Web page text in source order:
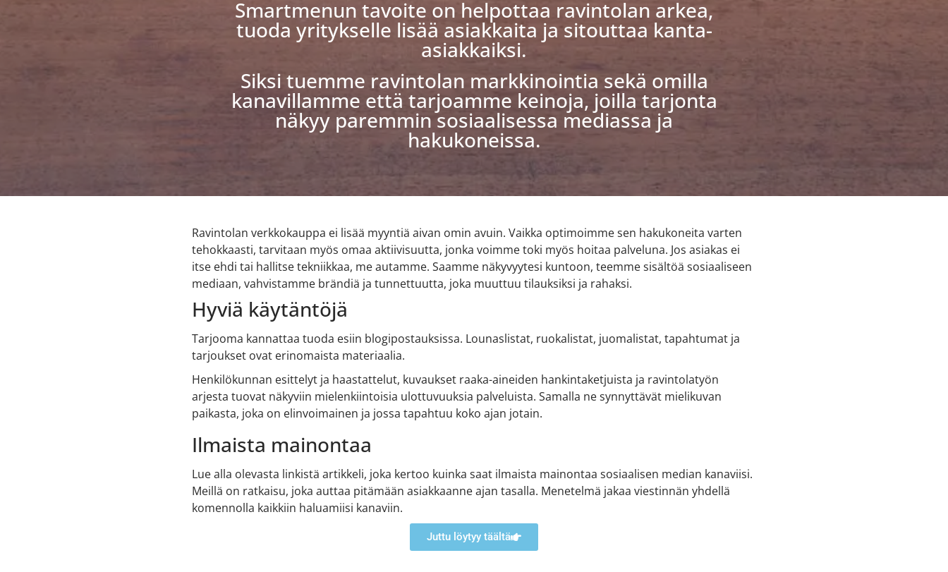
Smartmenun tavoite on helpottaa ravintolan arkea,
tuoda yritykselle lisää asiakkaita ja sitouttaa kanta-
asiakkaiksi.
Siksi tuemme ravintolan markkinointia sekä omilla
kanavillamme että tarjoamme keinoja, joilla tarjonta
näkyy paremmin sosiaalisessa mediassa ja
hakukoneissa.
Ravintolan verkkokauppa ei lisää myyntiä aivan omin avuin. Vaikka optimoimme sen hakukoneita varten
tehokkaasti, tarvitaan myös omaa aktiivisuutta, jonka voimme toki myös hoitaa palveluna. Jos asiakas ei
itse ehdi tai hallitse tekniikkaa, me autamme. Saamme näkyvyytesi kuntoon, teemme sisältöä sosiaaliseen
mediaan, vahvistamme brändiä ja tunnettuutta, joka muuttuu tilauksiksi ja rahaksi.
Hyviä käytäntöjä
Tarjooma kannattaa tuoda esiin blogipostauksissa. Lounaslistat, ruokalistat, juomalistat, tapahtumat ja
tarjoukset ovat erinomaista materiaalia.
Henkilökunnan esittelyt ja haastattelut, kuvaukset raaka-aineiden hankintaketjuista ja ravintolatyön
arjesta tuovat näkyviin mielenkiintoisia ulottuvuuksia palveluista. Samalla ne synnyttävät mielikuvan
paikasta, joka on elinvoimainen ja jossa tapahtuu koko ajan jotain.
Ilmaista mainontaa
Lue alla olevasta linkistä artikkeli, joka kertoo kuinka saat ilmaista mainontaa sosiaalisen median kanaviisi.
Meillä on ratkaisu, joka auttaa pitämään asiakkaanne ajan tasalla. Menetelmä jakaa viestinnän yhdellä
komennolla kaikkiin haluamiisi kanaviin.
Juttu löytyy täältä